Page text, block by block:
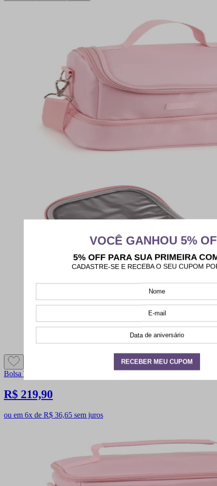
Bolsa Térmica Duo Rosa Yogurte
R$ 219,90
ou em 6x de R$ 36,65 sem juros